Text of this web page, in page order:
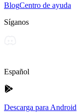
BlogCentro de ayuda
Síganos
Español
Descarga para Android